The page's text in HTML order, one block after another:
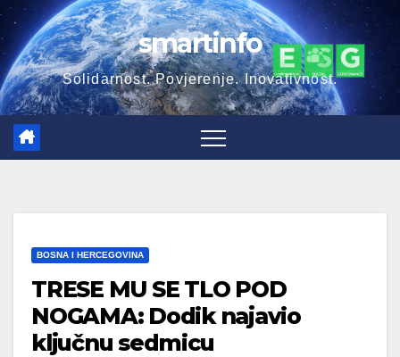
Skip
to
content
smartinfo
Solidarnost. Povjerenje. Inovativnost.
BOSNA I HERCEGOVINA
TRESE MU SE TLO POD
NOGAMA: Dodik najavio
ključnu sedmicu